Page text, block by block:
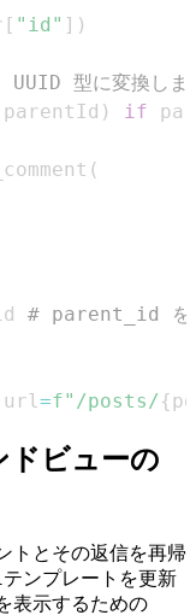
[ "id" ] )
型に変換しま
parentId ) if
(
# parent_id をサ
url=f"/posts/{
ドビューの
トとその返信を再帰
テンプレートを更新
表示するための